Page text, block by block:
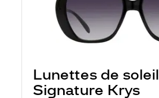
Lunettes de soleil
Signature Krys